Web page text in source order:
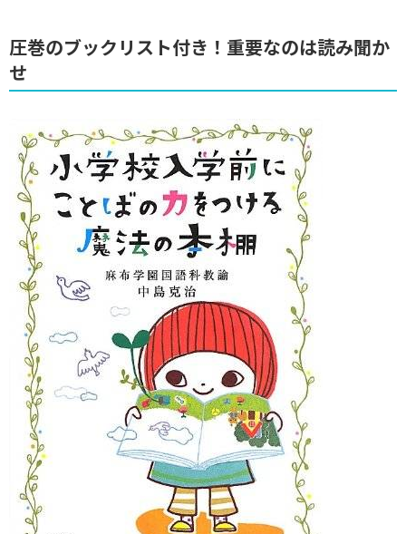
圧巻のブックリスト付き！重要なのは読み聞か
せ